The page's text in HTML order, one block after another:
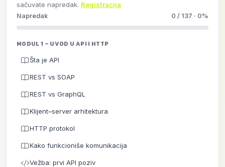
sačuvate napredak. Registracija
Napredak 0 / 137 · 0%
MODUL 1 – UVOD U API I HTTP
Šta je API
REST vs SOAP
REST vs GraphQL
Klijent–server arhitektura
HTTP protokol
Kako funkcioniše komunikacija
Vežba: prvi API poziv